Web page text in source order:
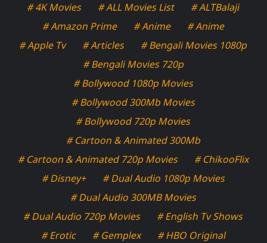
# 4K Movies
# ALL Movies List
# ALTBalaji
# Amazon Prime
# Anime
# Anime
# Apple Tv
# Articles
# Bengali Movies 1080p
# Bengali Movies 720p
# Bollywood 1080p Movies
# Bollywood 300Mb Movies
# Bollywood 720p Movies
# Cartoon & Animated 300Mb
# Cartoon & Animated 720p Movies
# ChikooFlix
# Disney+
# Dual Audio 1080p Movies
# Dual Audio 300MB Movies
# Dual Audio 720p Movies
# English Tv Shows
# Erotic
# Gemplex
# HBO Original